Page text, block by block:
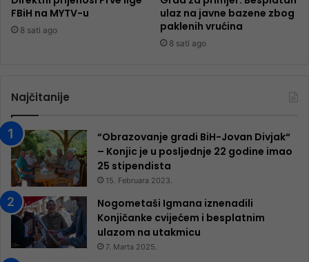
FBiH na MYTV-u
8 sati ago
ulaz na javne bazene zbog
paklenih vrućina
8 sati ago
Najčitanije
“Obrazovanje gradi BiH-Jovan Divjak“
– Konjic je u posljednje 22 godine imao
25 ​​stipendista
15. Februara 2023.
Nogometaši Igmana iznenadili
Konjičanke cvijećem i besplatnim
ulazom na utakmicu
7. Marta 2025.